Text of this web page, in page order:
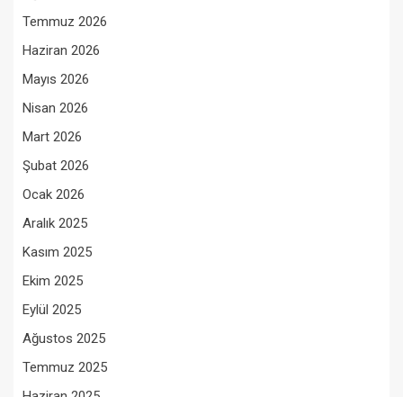
Temmuz 2026
Haziran 2026
Mayıs 2026
Nisan 2026
Mart 2026
Şubat 2026
Ocak 2026
Aralık 2025
Kasım 2025
Ekim 2025
Eylül 2025
Ağustos 2025
Temmuz 2025